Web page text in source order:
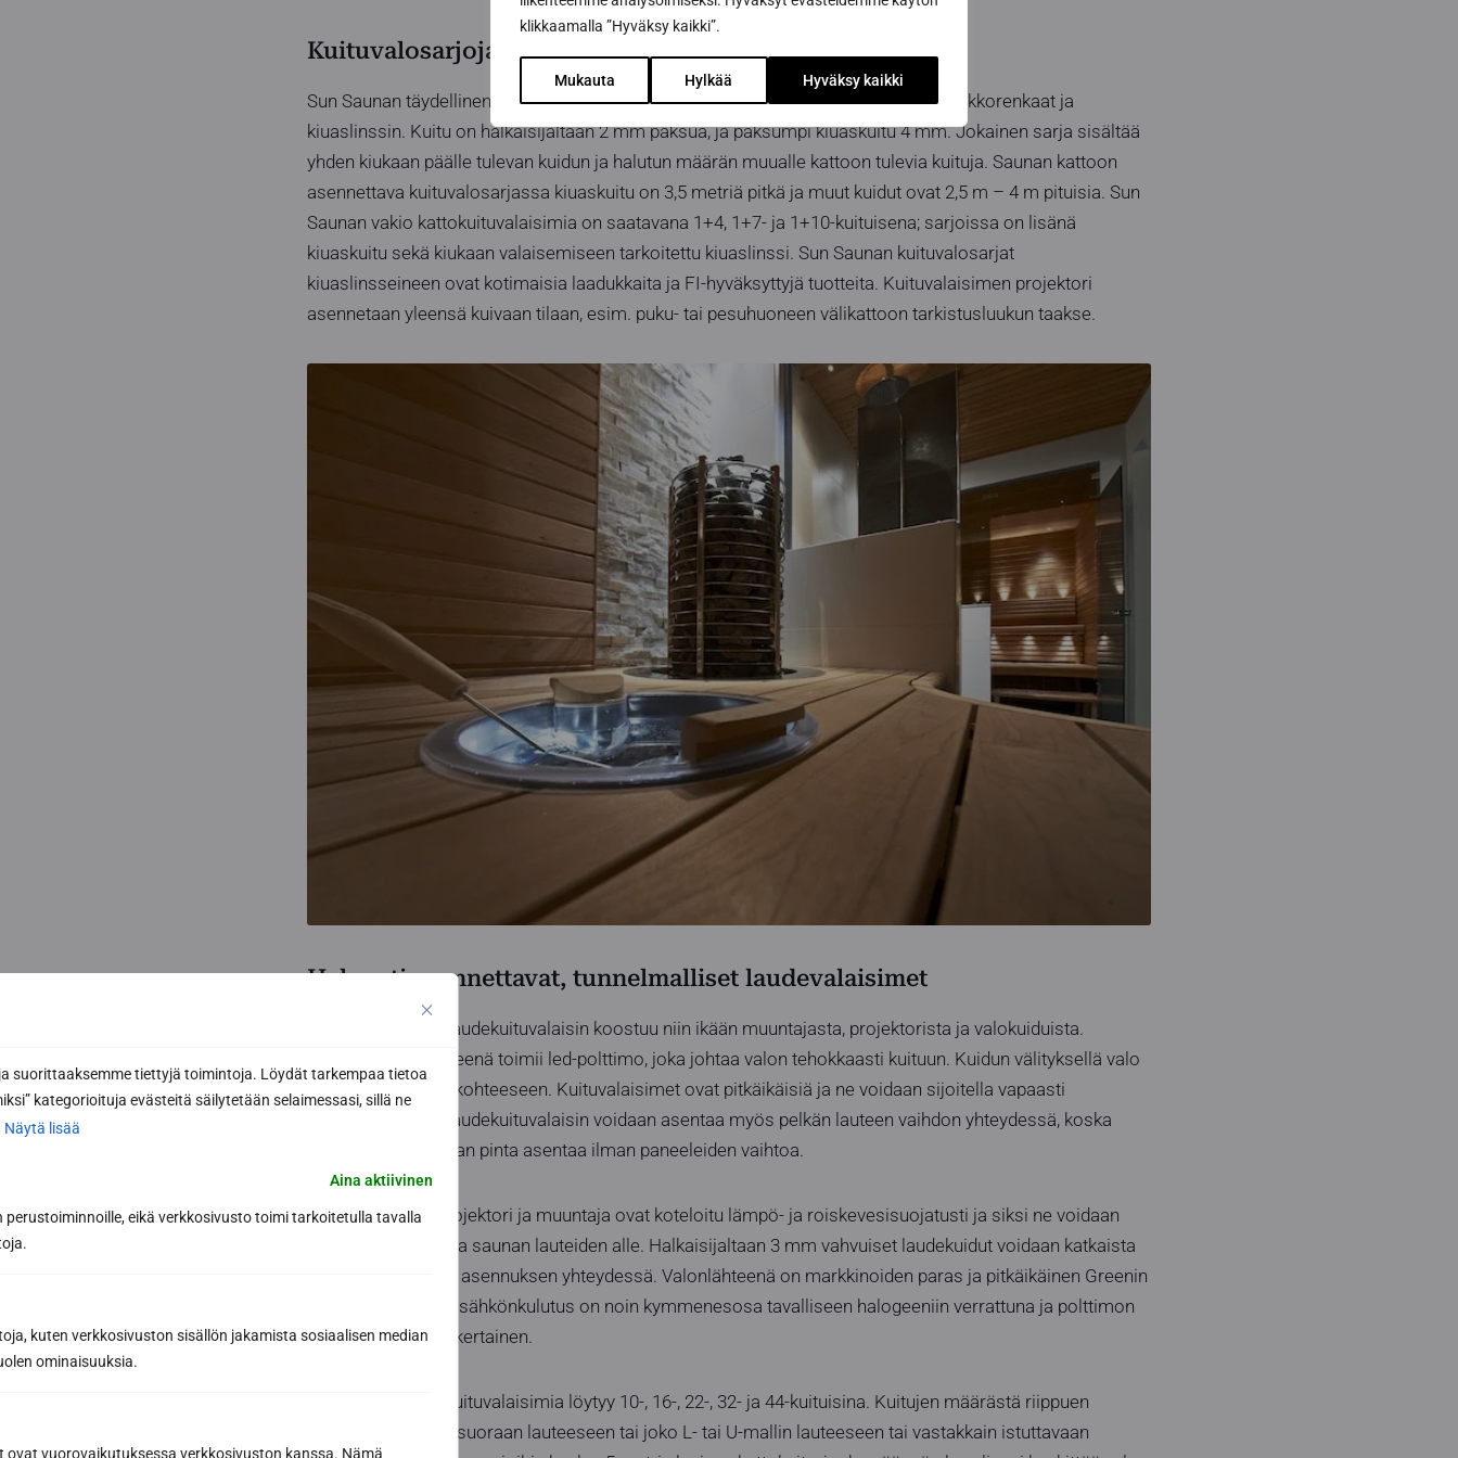
klikkaamalla ”Hyväksy kaikki”.
Mukauta Hylkää Hyväksy kaikki
suorittaaksemme tiettyjä toimintoja. Löydät tarkempaa tietoa
kategorioituja evästeitä säilytetään selaimessasi, sillä ne
Näytä lisää
Aina aktiivinen
eikä verkkosivusto toimi tarkoitetulla tavalla
kuten verkkosivuston sisällön jakamista sosiaalisen median
ominaisuuksia.
vuorovaikutuksessa verkkosivuston kanssa. Nämä
Kuituvalosarjoja ja kiuaslinssejä
Sun Saunan täydellinen, asennusvalmis valosarja sisältää projektorin, kuitunipun, lukkorenkaat ja
kiuaslinssin. Kuitu on halkaisijaltaan 2 mm paksua, ja paksumpi kiuaskuitu 4 mm. Jokainen sarja sisältää
yhden kiukaan päälle tulevan kuidun ja halutun määrän muualle kattoon tulevia kuituja. Saunan kattoon
asennettava kuituvalosarjassa kiuaskuitu on 3,5 metriä pitkä ja muut kuidut ovat 2,5 m – 4 m pituisia. Sun
Saunan vakio kattokuituvalaisimia on saatavana 1+4, 1+7- ja 1+10-kuituisena; sarjoissa on lisänä
kiuaskuitu sekä kiukaan valaisemiseen tarkoitettu kiuaslinssi. Sun Saunan kuituvalosarjat
kiuaslinsseineen ovat kotimaisia laadukkaita ja FI-hyväksyttyjä tuotteita. Kuituvalaisimen projektori
asennetaan yleensä kuivaan tilaan, esim. puku- tai pesuhuoneen välikattoon tarkistusluukun taakse.
Helposti asennettavat, tunnelmalliset laudevalaisimet
Sun Saunan ECO-laudekuituvalaisin koostuu niin ikään muuntajasta, projektorista ja valokuiduista.
Valonlähteenä lähteenä toimii led-polttimo, joka johtaa valon tehokkaasti kuituun. Kuidun välityksellä valo
tuodaan haluttuun kohteeseen. Kuituvalaisimet ovat pitkäikäisiä ja ne voidaan sijoitella vapaasti
löylyhuoneessa. Laudekuituvalaisin voidaan asentaa myös pelkän lauteen vaihdon yhteydessä, koska
valaisinsarja voidaan pinta asentaa ilman paneeleiden vaihtoa.
Kuituvalosarjan projektori ja muuntaja ovat koteloitu lämpö- ja roiskevesisuojatusti ja siksi ne voidaan
turvallisesti asentaa saunan lauteiden alle. Halkaisijaltaan 3 mm vahvuiset laudekuidut voidaan katkaista
sopivan mittaisiksi asennuksen yhteydessä. Valonlähteenä on markkinoiden paras ja pitkäikäinen Greenin
led-polttimo, jonka sähkönkulutus on noin kymmenesosa tavalliseen halogeeniin verrattuna ja polttimon
kestoikä on moninkertainen.
ECO-mallin laudekuituvalaisimia löytyy 10-, 16-, 22-, 32- ja 44-kuituisina. Kuitujen määrästä riippuen
valaisimet sopivat suoraan lauteeseen tai joko L- tai U-mallin lauteeseen tai vastakkain istuttavaan